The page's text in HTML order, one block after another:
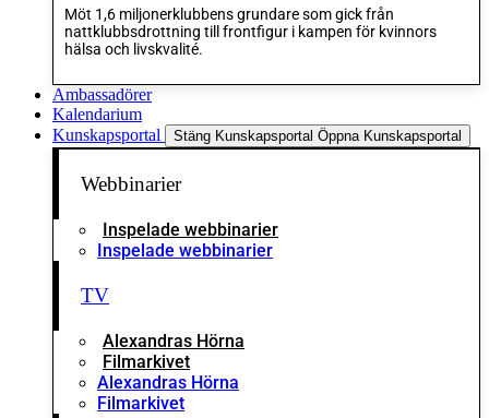
Möt 1,6 miljonerklubbens grundare som gick från
nattklubbsdrottning till frontfigur i kampen för kvinnors
hälsa och livskvalité.
Ambassadörer
Kalendarium
Kunskapsportal
Stäng Kunskapsportal Öppna Kunskapsportal
Webbinarier
Inspelade webbinarier
Inspelade webbinarier
TV
Alexandras Hörna
Filmarkivet
Alexandras Hörna
Filmarkivet